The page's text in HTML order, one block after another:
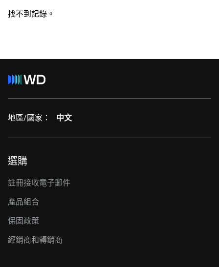
找不到記錄。
地區/國家： 中文
選購
註冊接收電子郵件
產品組合
保固政策
經銷商和轉銷商